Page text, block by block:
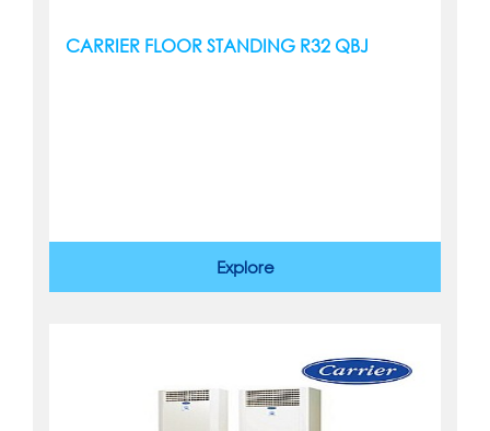
CARRIER FLOOR STANDING R32 QBJ
Explore